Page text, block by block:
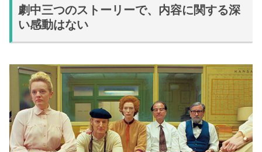
劇中三つのストーリーで、内容に関する深
い感動はない